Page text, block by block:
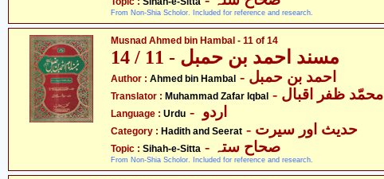
From Non-Shia Scholor. Included for reference and research.
Musnad Ahmed bin Hambal - 11 of 14
مسند احمد بن حمبل - 11 / 14
Author : Ahmed bin Hambal
Translator : Muhammad Zafar Iqbal - محمّد ظفر اقبال
Language : Urdu
Category : Hadith and Seerat - حدیث اور سیرت
Topic : Sihah-e-Sitta - صحاح ستہ
From Non-Shia Scholor. Included for reference and research.